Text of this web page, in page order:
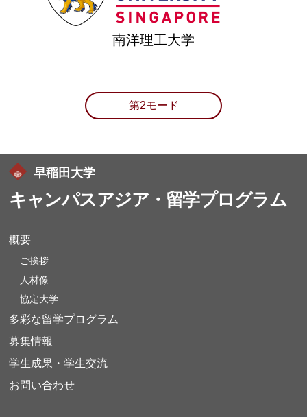
南洋理工大学
第2モード
早稲田大学
キャンパスアジア・留学プログラム
概要
ご挨拶
人材像
協定大学
多彩な留学プログラム
募集情報
学生成果・学生交流
お問い合わせ